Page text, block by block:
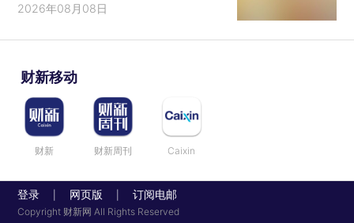
2026年08月08日
财新移动
财新 财新周刊 Caixin
登录 网页版 订阅电邮
Copyright 财新网 All Rights Reserved